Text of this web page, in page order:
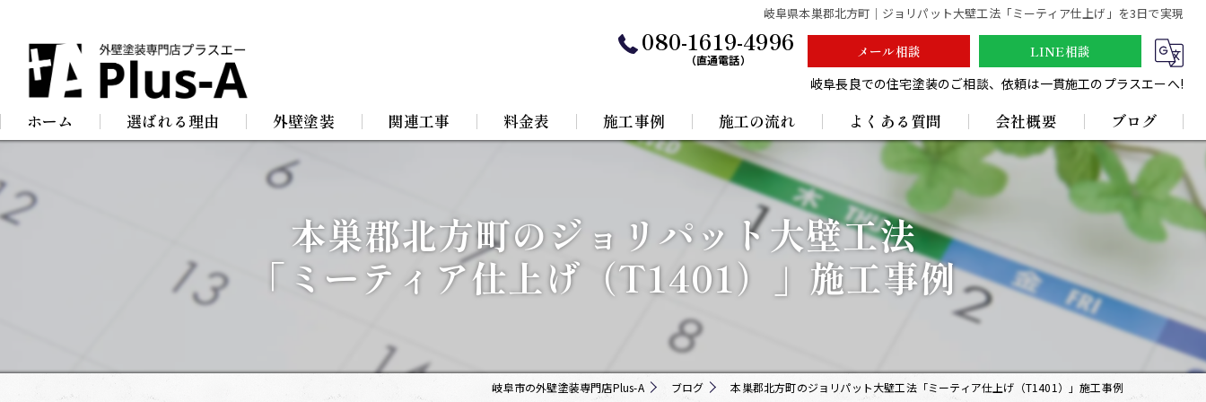
岐阜県本巣郡北方町｜ジョリパット大壁工法「ミーティア仕上げ」を3日で実現
080-1619-4996
（直通電話） メール相談
LINE相談
岐阜長良での住宅塗装のご相談、依頼は一貫施工のプラスエーへ!
ホーム 選ばれる理由 外壁塗装
屋根塗装
店舗塗装
関連工事
屋根リフォーム
料金表 施工事例 施工の流れ よくある質問 会社概要
採用情報
ブログ
本巣郡北方町のジョリパット大壁工法
「ミーティア仕上げ（T1401）」施工事例
岐阜市の外壁塗装専門店Plus-A ブログ 本巣郡北方町のジョリパット大壁工法「ミーティア仕上げ（T1401）」施工事例